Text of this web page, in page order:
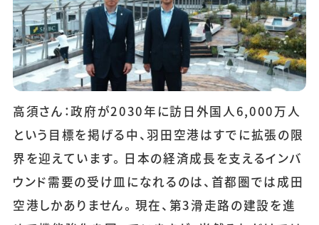
高須さん：政府が2030年に訪日外国人6,000万人
という目標を掲げる中、羽田空港はすでに拡張の限
界を迎えています。日本の経済成長を支えるインバ
ウンド需要の受け皿になれるのは、首都圏では成田
空港しかありません。現在、第3滑走路の建設を進